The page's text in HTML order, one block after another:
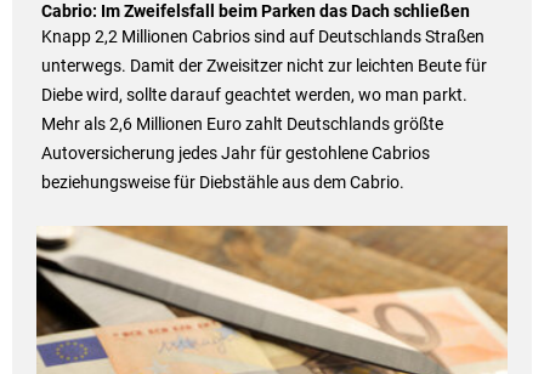
Cabrio: Im Zweifelsfall beim Parken das Dach schließen
Knapp 2,2 Millionen Cabrios sind auf Deutschlands Straßen
unterwegs. Damit der Zweisitzer nicht zur leichten Beute für
Diebe wird, sollte darauf geachtet werden, wo man parkt.
Mehr als 2,6 Millionen Euro zahlt Deutschlands größte
Autoversicherung jedes Jahr für gestohlene Cabrios
beziehungsweise für Diebstähle aus dem Cabrio.